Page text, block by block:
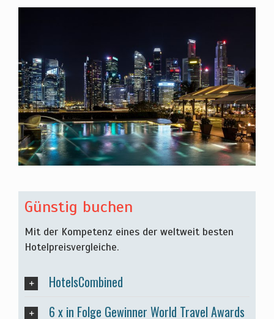
Günstig buchen
Mit der Kompetenz eines der weltweit besten
Hotelpreisvergleiche.
HotelsCombined
6 x in Folge Gewinner World Travel Awards